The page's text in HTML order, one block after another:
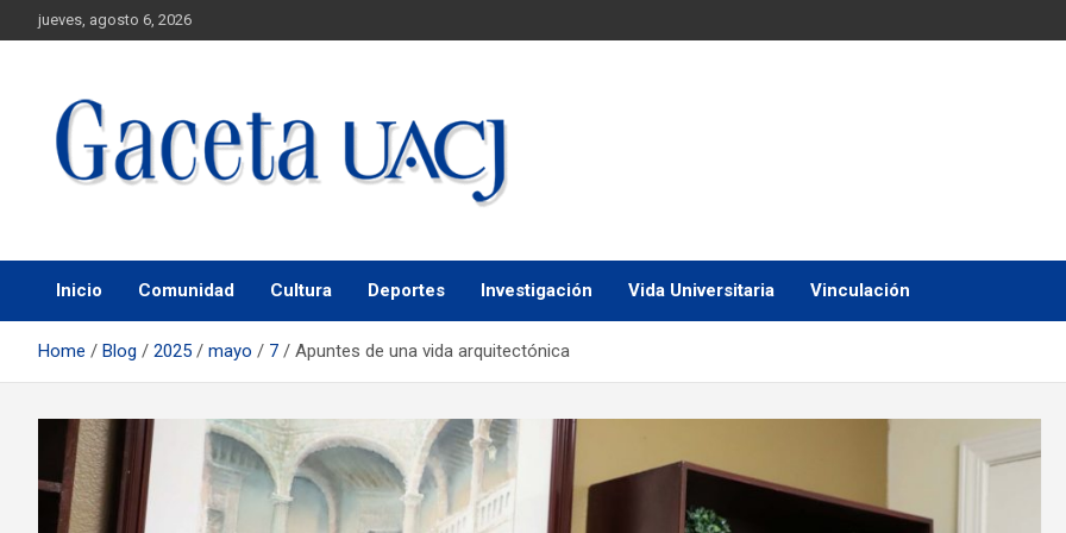
jueves, agosto 6, 2026
Gaceta UACJ
Inicio Comunidad Cultura Deportes Investigación Vida Universitaria Vinculación
Home Blog 2025 mayo 7 Apuntes de una vida arquitectónica